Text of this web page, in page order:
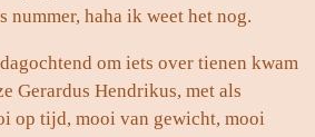
nummer, haha ik weet het nog.
om iets over tienen kwam
Gerardus Hendrikus, met als
op tijd, mooi van gewicht, mooi